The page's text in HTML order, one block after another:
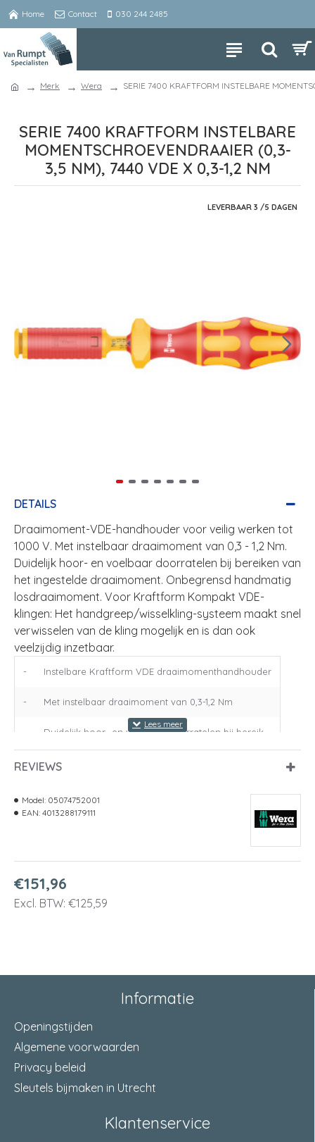
Home Contact 030 244 2485
Merk Wera SERIE 7400 KRAFTFORM INSTELBARE
SERIE 7400 KRAFTFORM INSTELBARE
MOMENTSCHROEVENDRAAIER (0,3-
3,5 NM), 7440 VDE X 0,3-1,2 NM
LEVERBAAR 3 /5 DAGEN
DETAILS
Draaimoment-VDE-handhouder voor veilig werken tot
1000 V. Met instelbaar draaimoment van 0,3 - 1,2 Nm.
Duidelijk hoor- en voelbaar doorratelen bij bereiken van
het ingestelde draaimoment. Onbegrensd handmatig
losdraaimoment. Voor Kraftform Kompakt VDE-
klingen: Het handgreep/wisselkling-systeem maakt snel
verwisselen van de kling mogelijk en is dan ook
veelzijdig inzetbaar.
- Instelbare Kraftform VDE draaimomenthandhouder
- Met instelbaar draaimoment van 0,3-1,2 Nm
Duidelijk hoor- en voelbaar doorratelen bij bereik
- Voor Kraftform Kompakt VDE-klingen
REVIEWS
€151,96
Excl. BTW: €125,59
Model: 05074752001
EAN: 4013288179111
Informatie
Openingstijden
Algemene voorwaarden
Privacy beleid
Sleutels bijmaken in Utrecht
Klantenservice